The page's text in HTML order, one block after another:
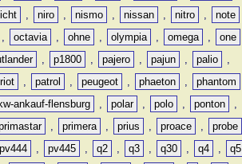
, niro , nismo , nissan , nitro ,
note
, octavia , ohne , olympia , omega ,
one
, p1800 , pajero , pajun , palio
,
, patrol , peugeot , phaeton ,
phantom
ankauf-flensburg , polar , polo , ponton
,
, primera , prius , proace ,
probe
pv444 , pv445 , q2 , q3 , q30 , q4 ,
q5